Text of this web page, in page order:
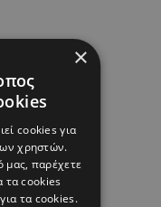
×
cookies για
χρηστών.
μας, παρέχετε
τα cookies
τα cookies.